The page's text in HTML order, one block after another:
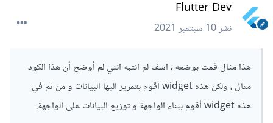
Flutter Dev
نشر10 سبتمبر 2021
هذا مثال قمت بوضعه ، اسف لم انتبه انني لم أوضح أن هذا الكود
مثال ، ولكن هذه widget أقوم بتمرير اليها البيانات و من ثم في
هذه widget أقوم ببناء الواجهة و توزيع البيانات على الواجهة.